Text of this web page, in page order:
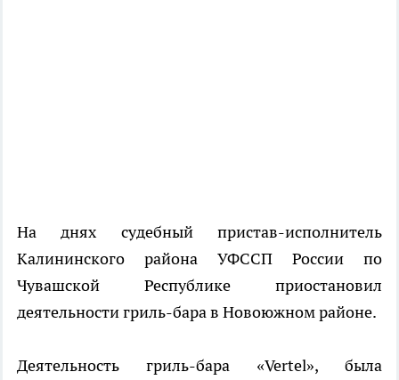
На днях судебный пристав-исполнитель
Калининского района УФССП России по
Чувашской Республике приостановил
деятельности гриль-бара в Новоюжном районе.
Деятельность гриль-бара «Vertel», была